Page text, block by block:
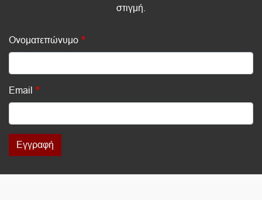
στιγμή.
Ονοματεπώνυμο
Email
Εγγραφή